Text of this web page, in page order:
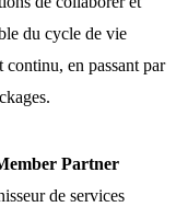
du cycle de vie
en passant par
Partner
de services